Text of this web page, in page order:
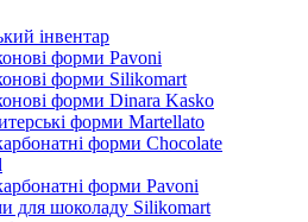
інвентар
форми Pavoni
форми Silikomart
форми Dinara Kasko
форми Martellato
форми Chocolate
форми Pavoni
для шоколаду Silikomart